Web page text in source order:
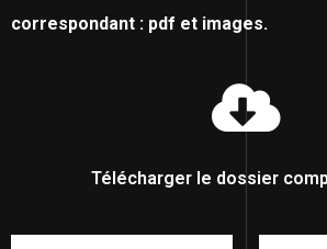
correspondant : pdf et images.
Télécharger le dossier